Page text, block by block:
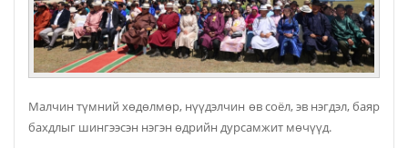
Малчин түмний хөдөлмөр, нүүдэлчин өв соёл, эв нэгдэл, баяр
бахдлыг шингээсэн нэгэн өдрийн дурсамжит мөчүүд.